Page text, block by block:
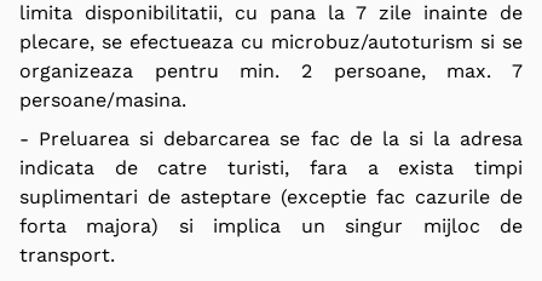
limita disponibilitatii, cu pana la 7 zile inainte de
plecare, se efectueaza cu microbuz/autoturism si se
organizeaza pentru min. 2 persoane, max. 7
persoane/masina.
- Preluarea si debarcarea se fac de la si la adresa
indicata de catre turisti, fara a exista timpi
suplimentari de asteptare (exceptie fac cazurile de
forta majora) si implica un singur mijloc de
transport.